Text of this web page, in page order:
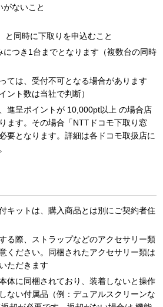
がないこと
と同時に下取りを申込むこと
つき1台までとなります（複数台の同時
ては、受付不可となる場合があります
ント数は当社で判断）
進呈ポイントが 10,000pt以上 の場合店
ます。その場合「NTTドコモ下取り窓
要となります。詳細は各ドコモ取扱店に
キットは、購入商品とは別にご契約者住
る際、ストラップなどのアクセサリー類
ください。同梱されたアクセサリー類は
ただきます
体に同梱されており、装着しないと操作
ない付属品（例：デュアルスクリーンな